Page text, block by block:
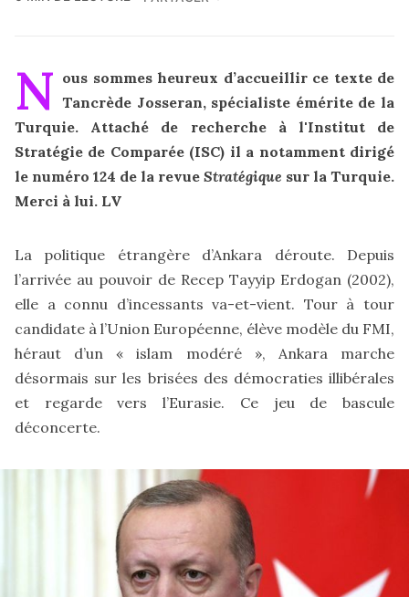
N ous sommes heureux d’accueillir ce texte de
Tancrède Josseran, spécialiste émérite de la
Turquie. Attaché de recherche à l'Institut de
Stratégie de Comparée (ISC) il a notamment dirigé
le numéro 124 de la revue Stratégique sur la Turquie.
Merci à lui. LV
La politique étrangère d’Ankara déroute. Depuis
l’arrivée au pouvoir de Recep Tayyip Erdogan (2002),
elle a connu d’incessants va-et-vient. Tour à tour
candidate à l’Union Européenne, élève modèle du FMI,
héraut d’un « islam modéré », Ankara marche
désormais sur les brisées des démocraties illibérales
et regarde vers l’Eurasie. Ce jeu de bascule
déconcerte.